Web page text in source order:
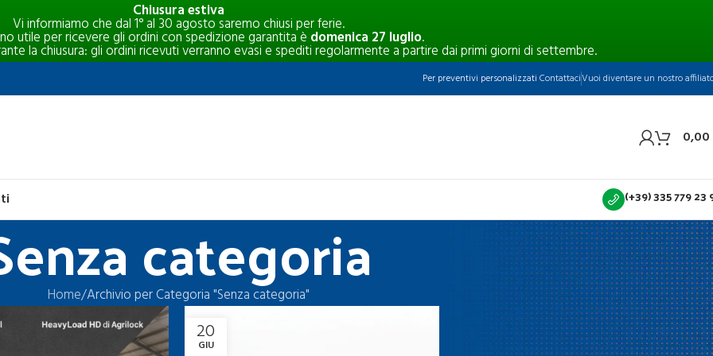
Chiusura estiva
Vi informiamo che dal 1° al 30 agosto saremo chiusi per ferie.
utile per ricevere gli ordini con spedizione garantita è domenica 27 luglio.
la chiusura: gli ordini ricevuti verranno evasi e spediti regolarmente a partire dai primi giorni di settembre.
Per preventivi personalizzati ContattaciVuoi diventare un nostro
0,00
(+39) 335 779 23
categoria
Home Archivio per Categoria "Senza categoria"
20
GIU
CATEGORIE